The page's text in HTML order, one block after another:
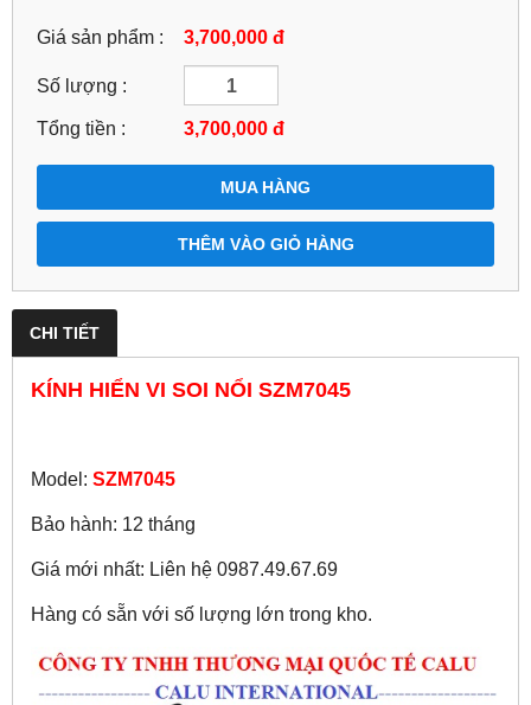
Giá sản phẩm : 3,700,000 đ
Số lượng :
Tổng tiền : 3,700,000 đ
MUA HÀNG
THÊM VÀO GIỎ HÀNG
CHI TIẾT
KÍNH HIỂN VI SOI NỔI SZM7045
Model: SZM7045
Bảo hành: 12 tháng
Giá mới nhất: Liên hệ 0987.49.67.69
Hàng có sẵn với số lượng lớn trong kho.